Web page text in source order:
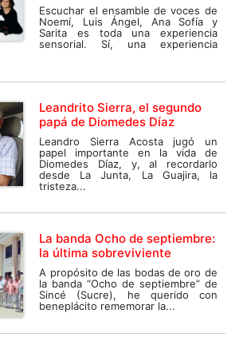
Escuchar el ensamble de voces de
Noemí, Luis Ángel, Ana Sofía y
Sarita es toda una experiencia
sensorial. Sí, una experiencia
Leandrito Sierra, el segundo
papá de Diomedes Díaz
Leandro Sierra Acosta jugó un
papel importante en la vida de
Diomedes Díaz, y, al recordarlo
desde La Junta, La Guajira, la
tristeza...
La banda Ocho de septiembre:
la última sobreviviente
A propósito de las bodas de oro de
la banda “Ocho de septiembre” de
Sincé (Sucre), he querido con
beneplácito rememorar la...